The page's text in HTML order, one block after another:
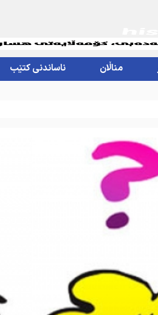
مناڵان ناساندنی کتێب